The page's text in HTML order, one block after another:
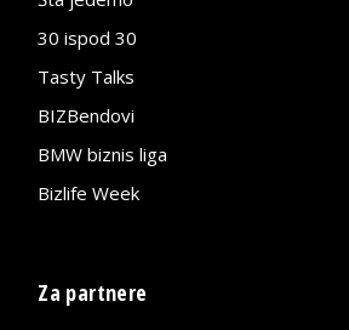
30 ispod 30
Tasty Talks
BIZBendovi
BMW biznis liga
Bizlife Week
Za partnere